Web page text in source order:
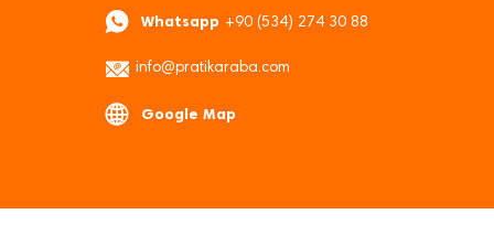
Whatsapp +90 (534) 274 30 88
info@pratikaraba.com
Google Map